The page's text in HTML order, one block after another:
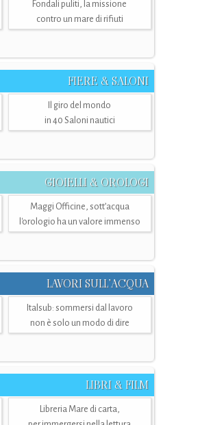
Fondali puliti, la missione
contro un mare di rifiuti
FIERE & SALONI
Il giro del mondo
in 40 Saloni nautici
GIOIELLI & OROLOGI
Maggi Officine, sott’acqua
l'orologio ha un valore immenso
LAVORI SULL’ACQUA
Italsub: sommersi dal lavoro
non è solo un modo di dire
LIBRI & FILM
Libreria Mare di carta,